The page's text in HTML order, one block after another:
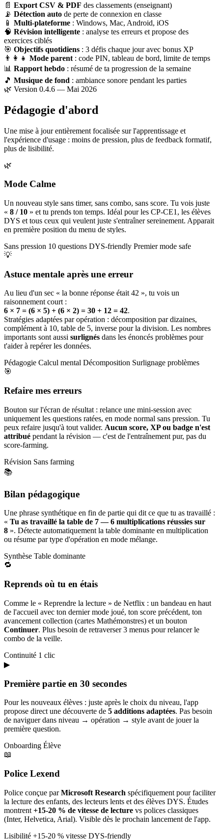
📄 Export CSV & PDF des classements (enseignant)
📡 Détection auto de perte de connexion en classe
📱 Multi-plateforme : Windows, Mac, Android, iOS
🧠 Révision intelligente : analyse tes erreurs et propose des
exercices ciblés
🎯 Objectifs quotidiens : 3 défis chaque jour avec bonus XP
👨‍👩‍👧 Mode parent : code PIN, tableau de bord, limite de temps
📊 Rapport hebdo : résumé de ta progression de la semaine
🎵 Musique de fond : ambiance sonore pendant les parties
🌿 Version 0.4.6 — Mai 2026
Pédagogie d'abord
Une mise à jour entièrement focalisée sur l'apprentissage et
l'expérience d'usage : moins de pression, plus de feedback formatif,
plus de lisibilité.
🌿
Mode Calme
Un nouveau style sans timer, sans combo, sans score. Tu vois juste
« 8 / 10 » et tu prends ton temps. Idéal pour les CP-CE1, les élèves
DYS et tous ceux qui veulent juste s'entraîner sereinement. Apparait
en première position du menu de styles.
Sans pression 10 questions DYS-friendly Premier mode safe
💡
Astuce mentale après une erreur
Au lieu d'un sec « la bonne réponse était 42 », tu vois un
raisonnement court :
6 × 7 = (6 × 5) + (6 × 2) = 30 + 12 = 42.
Stratégies adaptées par opération : décomposition par dizaines,
complément à 10, table de 5, inverse pour la division. Les nombres
importants sont aussi surlignés dans les énoncés problèmes pour
t'aider à repérer les données.
Pédagogie Calcul mental Décomposition Surlignage problèmes
🎯
Refaire mes erreurs
Bouton sur l'écran de résultat : relance une mini-session avec
uniquement les questions ratées, en mode normal sans pression. Tu
peux refaire jusqu'à tout valider. Aucun score, XP ou badge n'est
attribué pendant la révision — c'est de l'entraînement pur, pas du
score-farming.
Révision Sans farming
📚
Bilan pédagogique
Une phrase synthétique en fin de partie qui dit ce que tu as travaillé :
« Tu as travaillé la table de 7 — 6 multiplications réussies sur
8 ». Détecte automatiquement la table dominante en multiplication
ou résume par type d'opération en mode mélange.
Synthèse Table dominante
🔁
Reprends où tu en étais
Comme le « Reprendre la lecture » de Netflix : un bandeau en haut
de l'accueil avec ton dernier mode joué, ton score précédent, ton
avancement collection (cartes Mathémonstres) et un bouton
Continuer. Plus besoin de retraverser 3 menus pour relancer le
combo de la veille.
Continuité 1 clic
▶
Première partie en 30 secondes
Pour les nouveaux élèves : juste après le choix du niveau, l'app
propose direct une découverte de 5 additions adaptées. Pas besoin
de naviguer dans niveau → opération → style avant de jouer la
première question.
Onboarding Élève
📖
Police Lexend
Police conçue parMicrosoft Research spécifiquement pour faciliter
la lecture des enfants, des lecteurs lents et des élèves DYS. Études
montrent +15-20 % de vitesse de lecture vs polices classiques
(Inter, Helvetica, Arial). Visible dès le prochain lancement de l'app.
Lisibilité +15-20 % vitesse DYS-friendly